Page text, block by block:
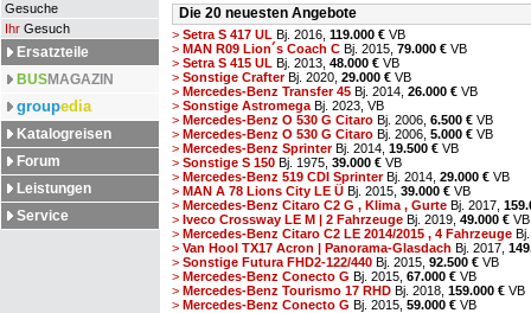
Gesuche
Ihr Gesuch
Ersatzteile
BUSMAGAZIN
groupedia
Katalogreisen
Forum
Leistungen
Service
Die 20 neuesten Angebote
> Setra S 417 UL Bj. 2016, 119.000 € VB
> MAN R09 Lion´s Coach C Bj. 2015, 79.000 € VB
> Setra S 415 UL Bj. 2013, 48.000 € VB
> Sonstige CrafterBj. 2020, 29.000 € VB
> Mercedes-Benz Transfer 45 Bj. 2014, 26.000 € VB
> Sonstige Astromega Bj. 2023, VB
> Mercedes-Benz O 530 G Citaro Bj. 2006, 6.500 € VB
> Mercedes-Benz O 530 G Citaro Bj. 2006, 5.000 € VB
> Mercedes-Benz SprinterBj. 2014, 19.500 € VB
> Sonstige S 150 Bj. 1975, 39.000 € VB
> Mercedes-Benz 519 CDI SprinterBj. 2014, 29.000 € VB
> MAN A 78 Lions City LE Ü Bj. 2015, 39.000 € VB
> Mercedes-Benz Citaro C2 G , Klima , Gurte Bj. 2017,
> Iveco Crossway LE M | 2 Fahrzeuge Bj. 2019, 49.000 € VB
> Mercedes-Benz Citaro C2 LE 2014/2015 , 4 Fahrzeuge
> Van Hool TX17 Acron | Panorama-Glasdach Bj. 2017,
> Sonstige Futura FHD2-122/440 Bj. 2015, 92.500 € VB
> Mercedes-Benz Conecto G Bj. 2015, 67.000 € VB
> Mercedes-Benz Tourismo 17 RHD Bj. 2018, 159.000 € VB
> Mercedes-Benz Conecto G Bj. 2015, 59.000 € VB